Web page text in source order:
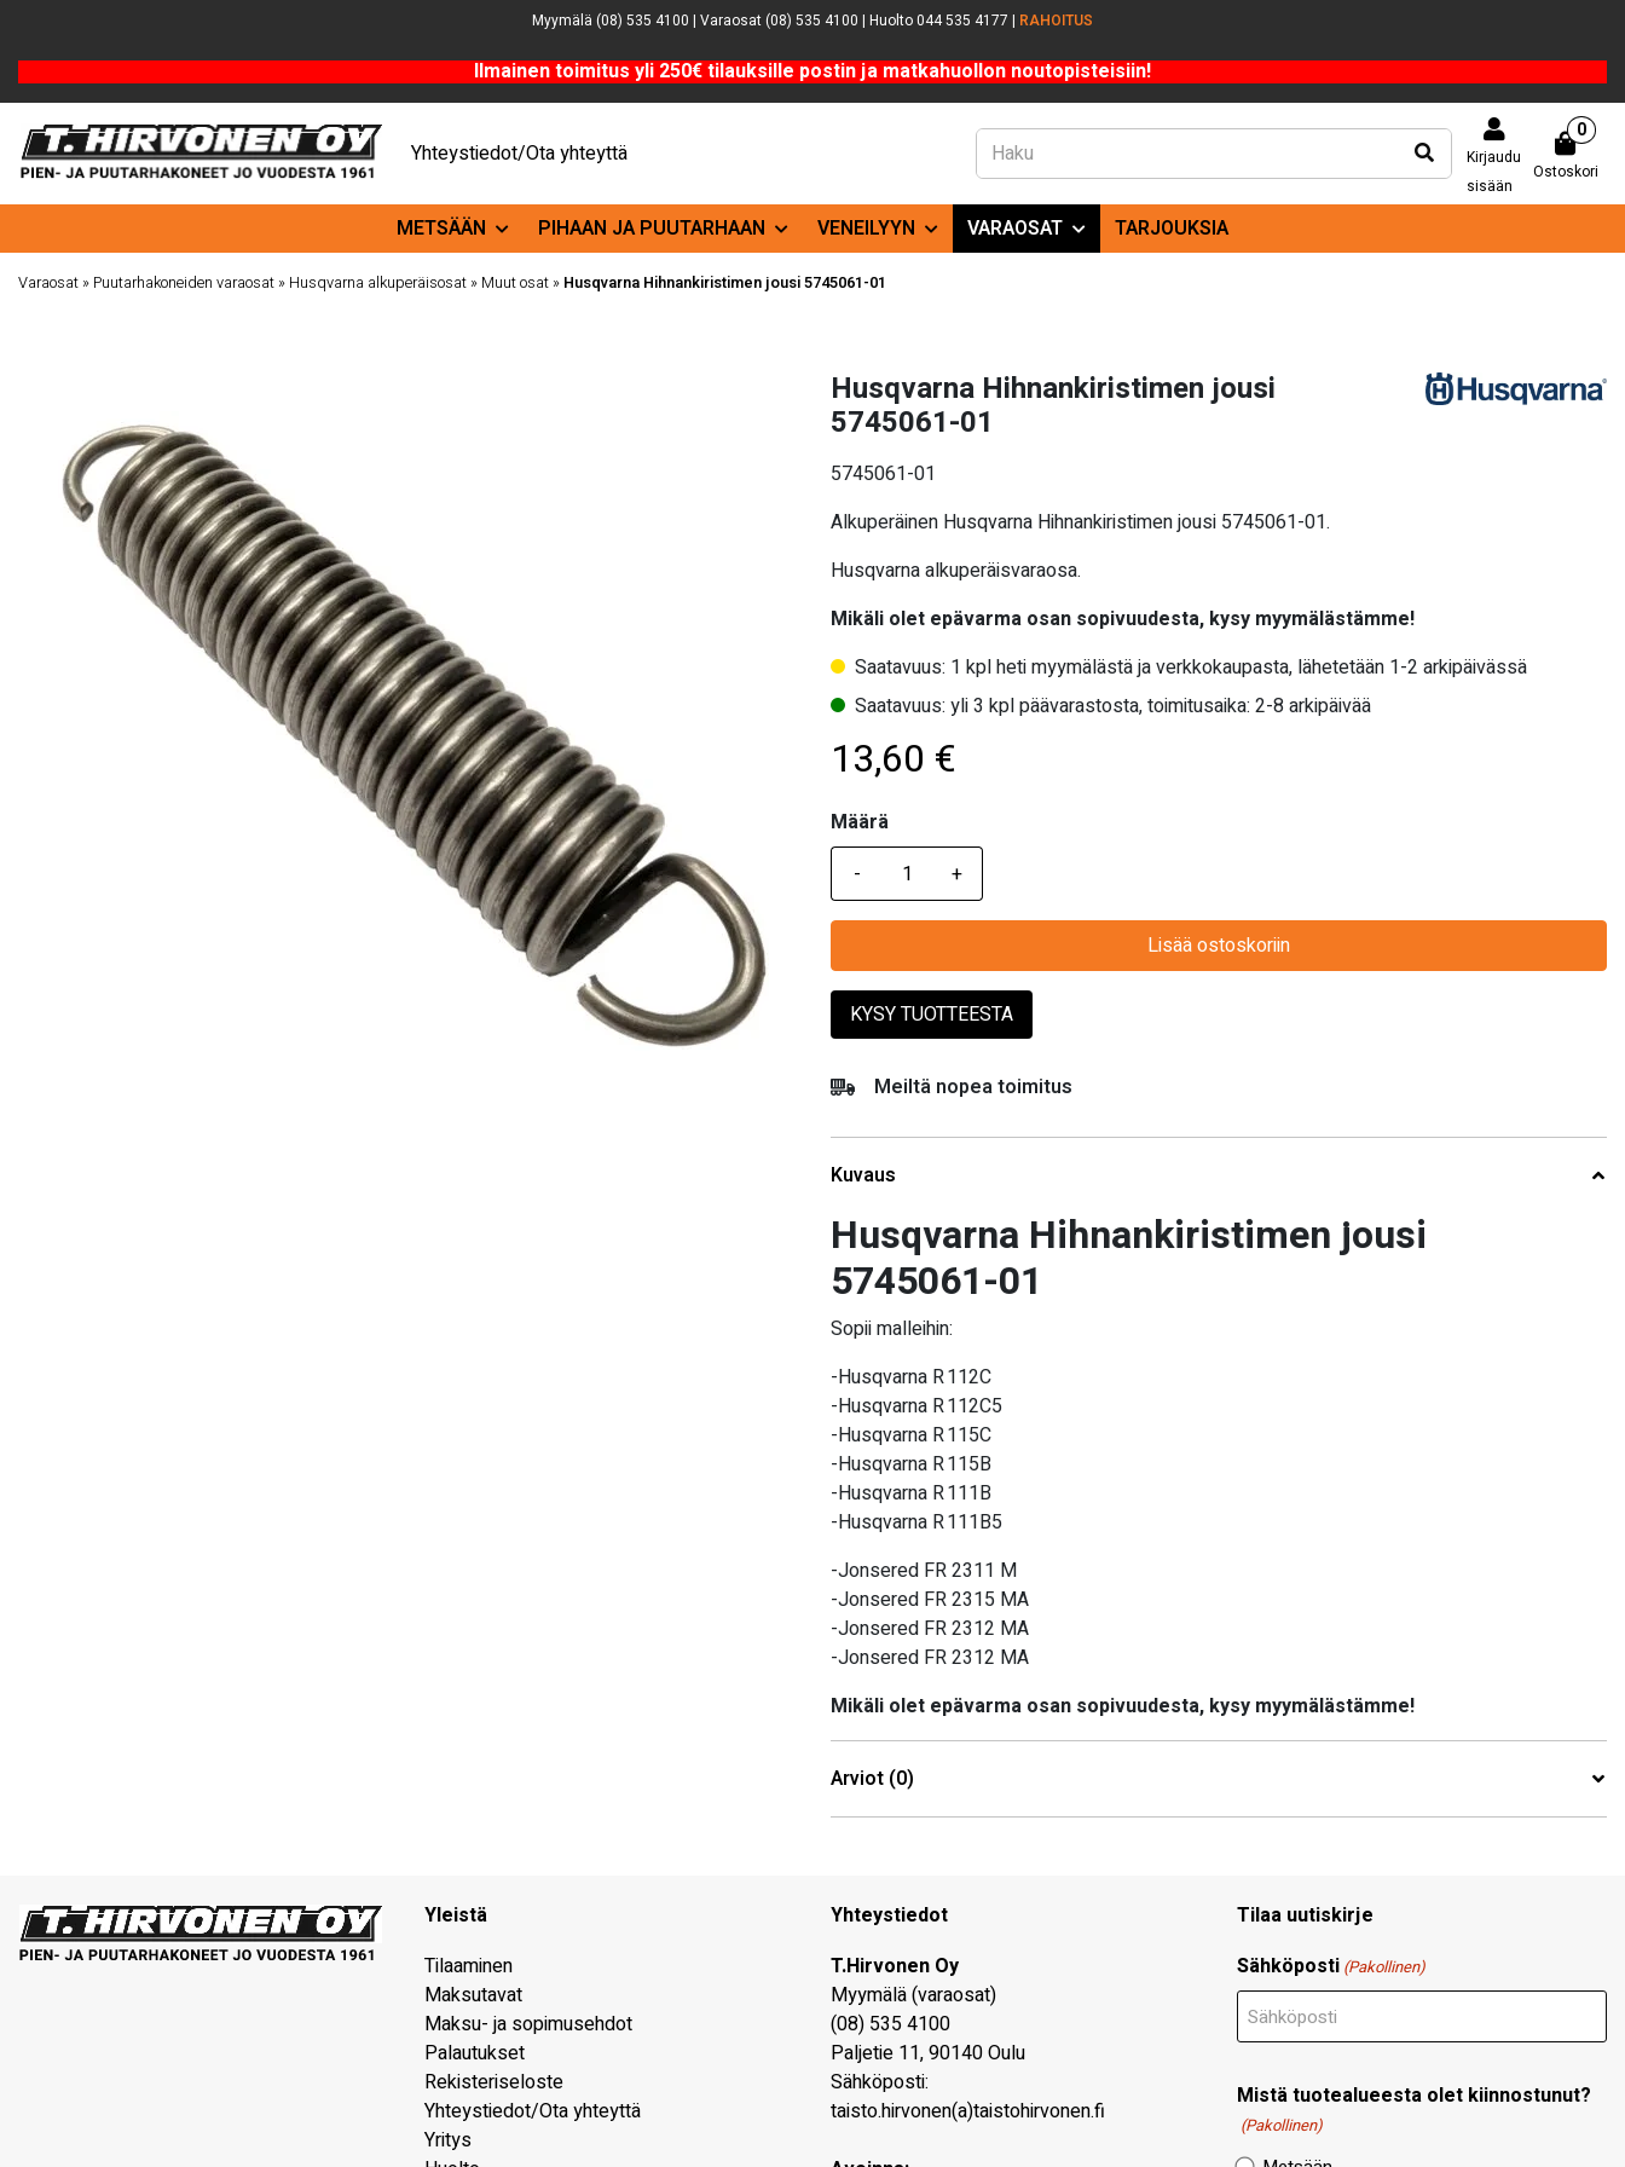
Myymälä (08) 535 4100 | Varaosat (08) 535 4100 | Huolto 044 535 4177 | RAHOITUS
Ilmainen toimitus yli 250€ tilauksille postin ja matkahuollon noutopisteisiin!
Yhteystiedot/Ota yhteyttä
Kirjaudu
sisään
Ostoskori
0
METSÄÄN PIHAAN JA PUUTARHAAN VENEILYYN VARAOSAT TARJOUKSIA
Varaosat » Puutarhakoneiden varaosat » Husqvarna alkuperäisosat » Muut osat » Husqvarna Hihnankiristimen jousi 5745061-01
Husqvarna Hihnankiristimen jousi
5745061-01
5745061-01
Alkuperäinen Husqvarna Hihnankiristimen jousi 5745061-01.
Husqvarna alkuperäisvaraosa.
Mikäli olet epävarma osan sopivuudesta, kysy myymälästämme!
Saatavuus: 1 kpl heti myymälästä ja verkkokaupasta, lähetetään 1-2 arkipäivässä
Saatavuus: yli 3 kpl päävarastosta, toimitusaika: 2-8 arkipäivää
13,60 €
Määrä
Määrä
Lisää ostoskoriin
KYSY TUOTTEESTA
Meiltä nopea toimitus
Kuvaus
Husqvarna Hihnankiristimen jousi
5745061-01
Sopii malleihin:
-Husqvarna R 112C
-Husqvarna R 112C5
-Husqvarna R 115C
-Husqvarna R 115B
-Husqvarna R 111B
-Husqvarna R 111B5
-Jonsered FR 2311 M
-Jonsered FR 2315 MA
-Jonsered FR 2312 MA
-Jonsered FR 2312 MA
Mikäli olet epävarma osan sopivuudesta, kysy myymälästämme!
Arviot (0)
Yleistä
Tilaaminen
Maksutavat
Maksu- ja sopimusehdot
Palautukset
Rekisteriseloste
Yhteystiedot/Ota yhteyttä
Yritys
Yhteystiedot
T.Hirvonen Oy
Myymälä (varaosat)
(08) 535 4100
Paljetie 11,90140Oulu
Sähköposti:
taisto.hirvonen(a)taistohirvonen.fi
Tilaa uutiskirje
Sähköposti (Pakollinen)
Mistä tuotealueesta olet kiinnostunut?
(Pakollinen)